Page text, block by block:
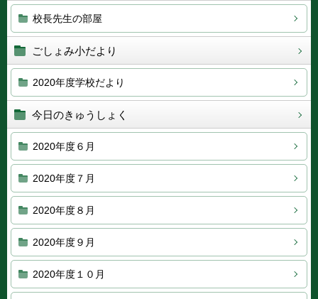
校長先生の部屋
ごしょみ小だより
2020年度学校だより
今日のきゅうしょく
2020年度６月
2020年度７月
2020年度８月
2020年度９月
2020年度１０月